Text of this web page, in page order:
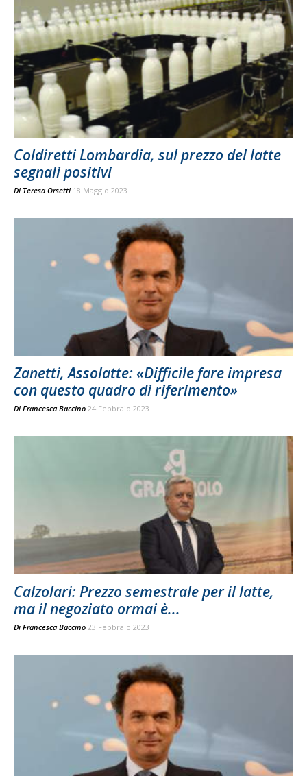
Coldiretti Lombardia, sul prezzo del latte
segnali positivi
Di Teresa Orsetti 18 Maggio 2023
Zanetti, Assolatte: «Difficile fare impresa
con questo quadro di riferimento»
Di Francesca Baccino 24 Febbraio 2023
Calzolari: Prezzo semestrale per il latte,
ma il negoziato ormai è...
Di Francesca Baccino 23 Febbraio 2023